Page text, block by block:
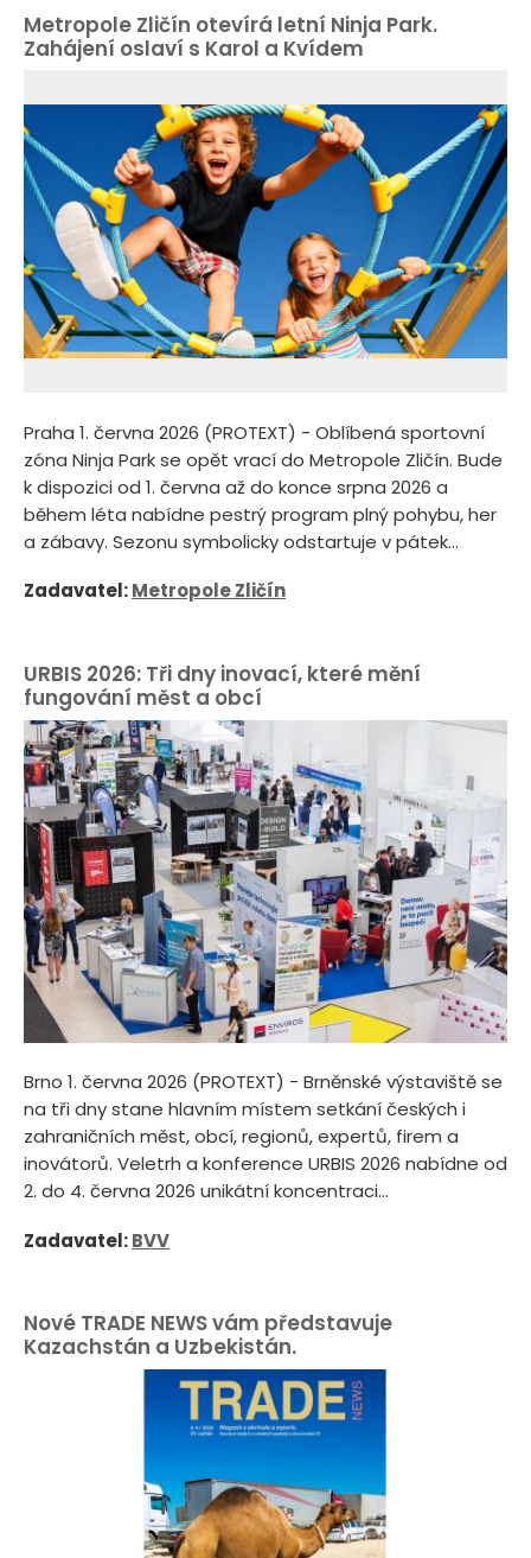
Metropole Zličín otevírá letní Ninja Park.
Zahájení oslaví s Karol a Kvídem
Praha 1. června 2026 (PROTEXT) - Oblíbená sportovní
zóna Ninja Park se opět vrací do Metropole Zličín. Bude
k dispozici od 1. června až do konce srpna 2026 a
během léta nabídne pestrý program plný pohybu, her
a zábavy. Sezonu symbolicky odstartuje v pátek...
Zadavatel:Metropole Zličín
URBIS 2026: Tři dny inovací, které mění
fungování měst a obcí
Brno 1. června 2026 (PROTEXT) - Brněnské výstaviště se
na tři dny stane hlavním místem setkání českých i
zahraničních měst, obcí, regionů, expertů, firem a
inovátorů. Veletrh a konference URBIS 2026 nabídne od
2. do 4. června 2026 unikátní koncentraci...
Zadavatel:BVV
Nové TRADE NEWS vám představuje
Kazachstán a Uzbekistán.